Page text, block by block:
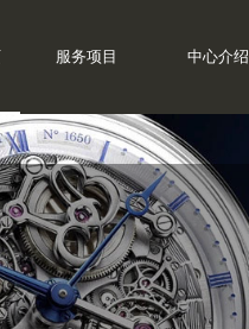
服务项目 中心介绍